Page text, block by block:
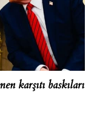
karşıtı baskıları